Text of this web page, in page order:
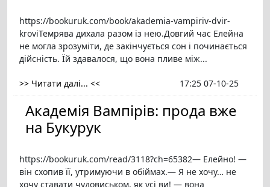
https://bookuruk.com/book/akademia-vampiriv-dvir-
kroviТемрява дихала разом із нею.Довгий час Елейна
не могла зрозуміти, де закінчується сон і починається
дійсність. Їй здавалося, що вона пливе між...
>> Читати далі... << 17:25 07-10-25
Академія Вампірів: прода вже
на Букурук
https://bookuruk.com/read/3118?ch=65382— Елейно! —
він схопив її, утримуючи в обіймах.— Я не хочу… не
хочу ставати чудовиськом, як усі ви! — вона